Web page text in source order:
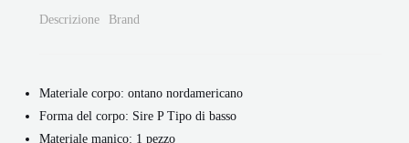
Descrizione Brand
Materiale corpo: ontano nordamericano
Forma del corpo: Sire P Tipo di basso
Materiale manico: 1 pezzo